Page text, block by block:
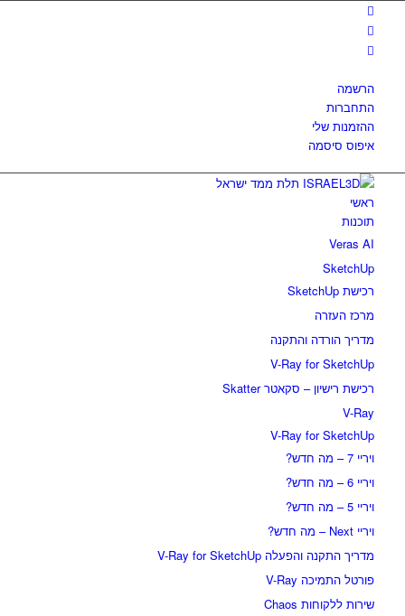
הרשמה
התחברות
ההזמנות שלי
איפוס סיסמה
ראשי
תוכנות
Veras AI
SketchUp
רכישת SketchUp
מרכז העזרה
מדריך הורדה והתקנה
V-Ray for SketchUp
רכישת רישיון – סקאטר Skatter
V-Ray
V-Ray for SketchUp
ויריי 7 – מה חדש?
ויריי 6 – מה חדש?
ויריי 5 – מה חדש?
ויריי Next – מה חדש?
מדריך התקנה והפעלה V-Ray for SketchUp
פורטל התמיכה V-Ray
שירות ללקוחות Chaos